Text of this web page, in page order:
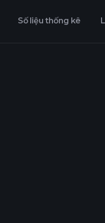
Số liệu thống kê